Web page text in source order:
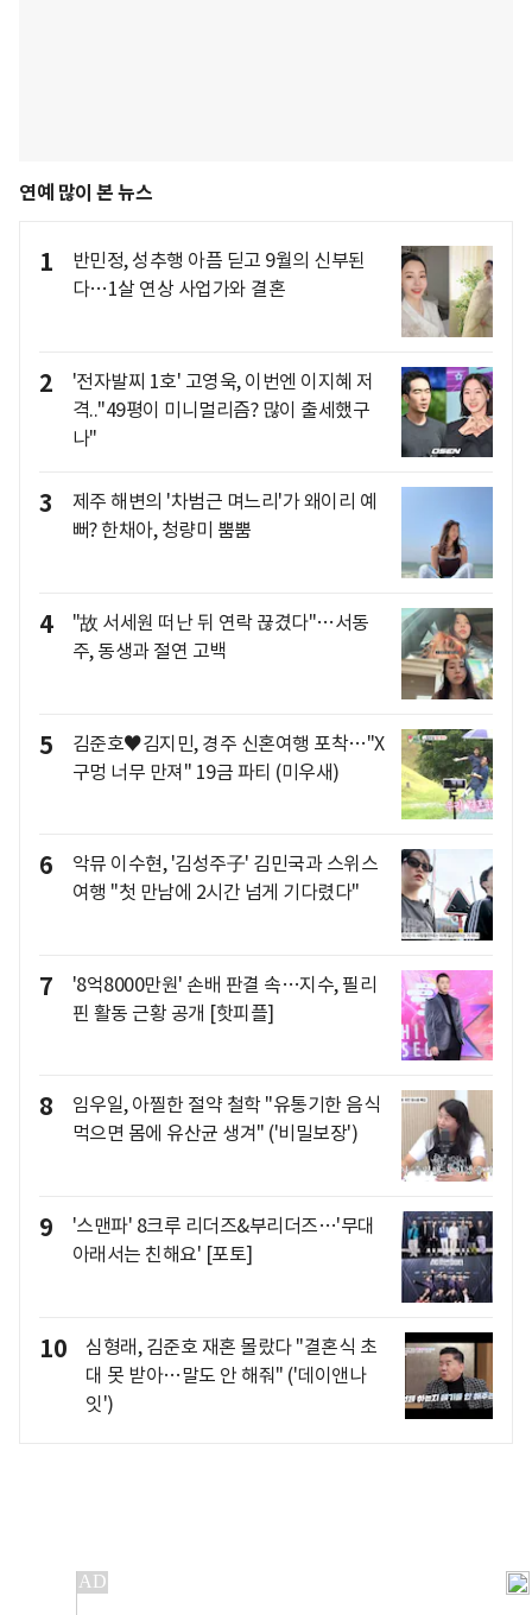
연예 많이 본 뉴스
1
반민정, 성추행 아픔 딛고 9월의 신부된
다…1살 연상 사업가와 결혼
2
'전자발찌 1호' 고영욱, 이번엔 이지혜 저
격.."49평이 미니멀리즘? 많이 출세했구
나"
3
제주 해변의 '차범근 며느리'가 왜이리 예
뻐? 한채아, 청량미 뿜뿜
4
"故 서세원 떠난 뒤 연락 끊겼다"…서동
주, 동생과 절연 고백
5
김준호♥김지민, 경주 신혼여행 포착…"X
구멍 너무 만져" 19금 파티 (미우새)
6
악뮤 이수현, '김성주子' 김민국과 스위스
여행 "첫 만남에 2시간 넘게 기다렸다"
7
'8억8000만원' 손배 판결 속…지수, 필리
핀 활동 근황 공개 [핫피플]
8
임우일, 아찔한 절약 철학 "유통기한 음식
먹으면 몸에 유산균 생겨" ('비밀보장')
9
'스맨파' 8크루 리더즈&부리더즈…'무대
아래서는 친해요' [포토]
10
심형래, 김준호 재혼 몰랐다 "결혼식 초
대 못 받아…말도 안 해줘" ('데이앤나
잇')